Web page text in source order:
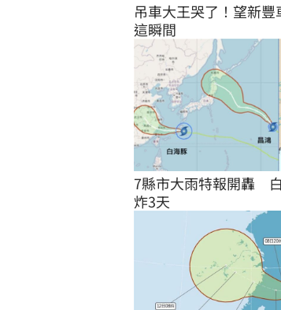
吊車大王哭了！望新
這瞬間
7縣市大雨特報開轟　
炸3天